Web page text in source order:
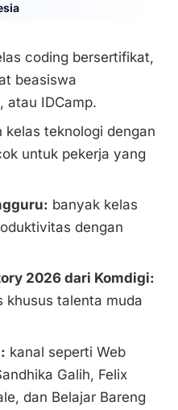
coding bersertifikat,
beasiswa
atau IDCamp.
kelas teknologi dengan
untuk pekerja yang
banyak kelas
dengan
2026 dari Komdigi:
khusus talenta muda
kanal seperti Web
Galih, Felix
dan Belajar Bareng